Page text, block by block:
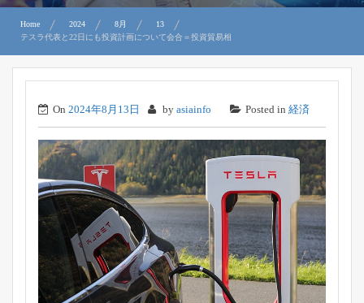
Home 2024 8月
13
テスラ代表と22日にも投資計画について会合＝投資貿易相
On 2024年8月13日 by asiainfo Posted in 経済